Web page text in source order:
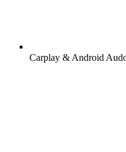
Carplay & Android